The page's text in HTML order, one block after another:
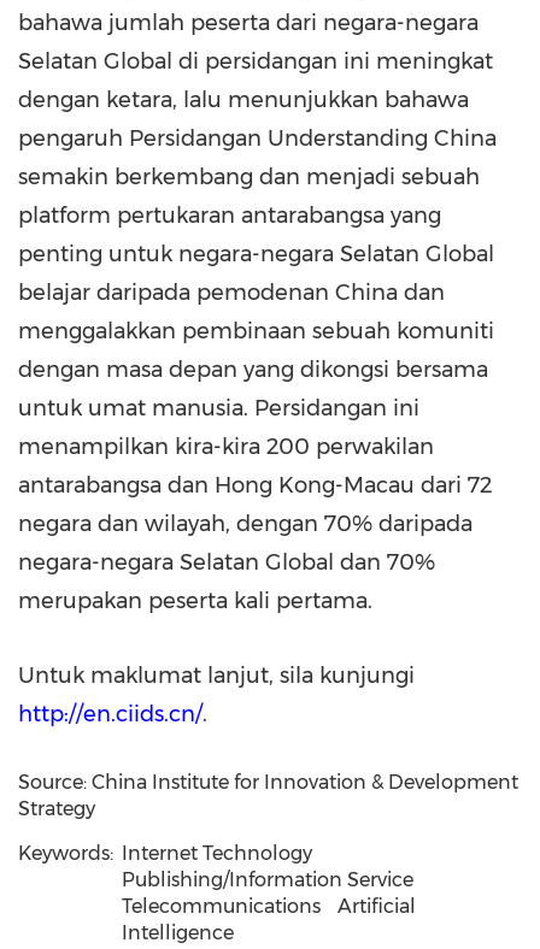
bahawa jumlah peserta dari negara-negara
Selatan Global di persidangan ini meningkat
dengan ketara, lalu menunjukkan bahawa
pengaruh Persidangan Understanding China
semakin berkembang dan menjadi sebuah
platform pertukaran antarabangsa yang
penting untuk negara-negara Selatan Global
belajar daripada pemodenan China dan
menggalakkan pembinaan sebuah komuniti
dengan masa depan yang dikongsi bersama
untuk umat manusia. Persidangan ini
menampilkan kira-kira 200 perwakilan
antarabangsa dan Hong Kong-Macau dari 72
negara dan wilayah, dengan 70% daripada
negara-negara Selatan Global dan 70%
merupakan peserta kali pertama.
Untuk maklumat lanjut, sila kunjungi
http://en.ciids.cn/.
Source: China Institute for Innovation & Development
Strategy
Keywords:
Internet Technology
Publishing/Information Service
Telecommunications
Artificial
Intelligence